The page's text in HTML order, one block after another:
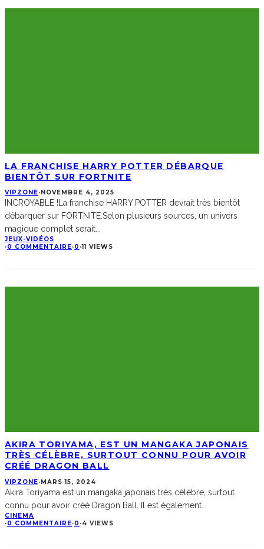
LA FRANCHISE HARRY POTTER DÉBARQUE
BIENTÔT SUR FORTNITE
VIPZONE· NOVEMBRE 4, 2025
INCROYABLE !La franchise HARRY POTTER devrait très bientôt
débarquer sur FORTNITE.Selon plusieurs sources, un univers
magique complet serait...
JEUX-VIDÉOS
·0 COMMENTAIRE·0 ·11 VIEWS
AKIRA TORIYAMA, EST UN MANGAKA JAPONAIS
TRÈS CÉLÈBRE, SURTOUT CONNU POUR AVOIR
CRÉÉ DRAGON BALL
VIPZONE·MARS 15, 2024
Akira Toriyama est un mangaka japonais très célèbre, surtout
connu pour avoir créé Dragon Ball. Il est également
CINEMA
·0 COMMENTAIRE·0 ·4 VIEWS